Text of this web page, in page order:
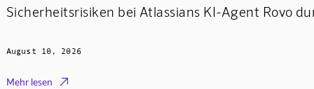
Sicherheitsrisiken bei Atlassians KI-Agent Rovo
August 10, 2026
Mehr lesen 